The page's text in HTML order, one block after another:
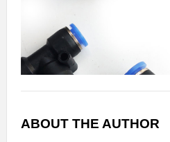
ABOUT THE AUTHOR